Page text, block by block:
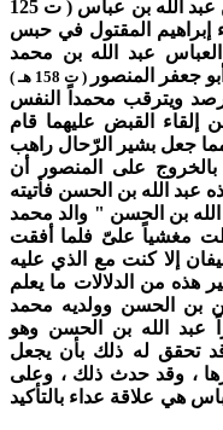
وهذا ما كان يعلمه أبناء محمد بن علي بن عبد الله بن عباس ( ت 125
إبراهيم المقتول في حبس
العباس عبد الله بن محمد
أبو جعفر المنصور ( ت 158 هـ )
ويترقب محمداً النفس
إلقاء القبض عليهما قام
جعل بشير الرّحال راهب
على المنصور أن
عبد الله بن الحسن فأتيته
الله بن الحسن " والد محمد
مغشياً علىّ فلما أفقت
إلا كنت مع الذي عليه
هذه من الدلالات ما يعلم
بن الحسن وولديه محمد
عبد الله بن الحسن وهو
تحقق له ذلك بأن يجعل
، وقد حدث ذلك ، وعلى
هي علاقة عداء بالتأكيد